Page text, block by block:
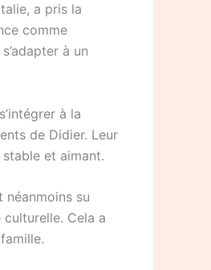
a pris la
comme
à un
à la
de Didier. Leur
et aimant.
su
Cela a